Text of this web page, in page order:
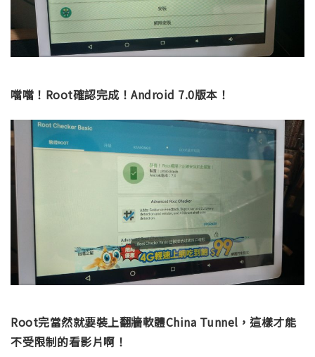
噹噹！Root確認完成！Android 7.0版本！
Root完當然就要裝上翻牆軟體China Tunnel，這樣才能
不受限制的看影片啊！